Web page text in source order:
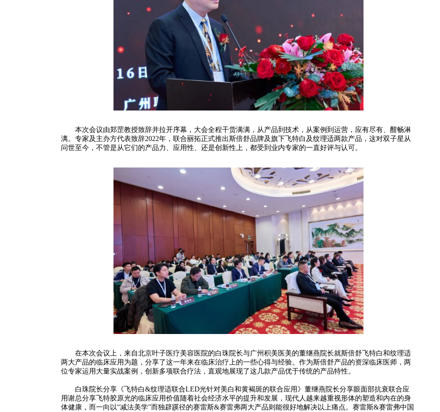
本次会议由郑罡教授致辞并拉开序幕，大会全程干货满满，从产品到技术，从案例到运营，应有尽有、酣畅淋
漓。专家及主办方代表致辞2022年，联合丽拓正式推出斯倍舒品牌及旗下飞特白及纹理适两款产品，这对双子星从
问世至今，不管是从它们的产品力、应用性、还是创新性上，都受到业内专家的一直好评与认可。
在本次会议上，来自北京叶子医疗美容医院的白珠院长与广州积美医美的董继燕院长就斯倍舒飞特白和纹理适
两大产品的临床应用为题，分享了这一年来在临床治疗上的一些心得与经验。作为斯倍舒产品的资深临床医师，两
位专家运用大量实战案例，创新多项联合疗法，直观地展现了这几款产品优于传统的产品特性。
白珠院长分享《飞特白&纹理适联合LED光针对美白和黄褐斑的联合应用》董继燕院长分享眼面部抗衰联合应
用谢总分享飞特胶原光的临床应用价值随着社会经济水平的提升和发展，现代人越来越重视形体的塑造和内在的身
体健康，而一向以“减法美学”而独辟蹊径的赛雷斯&赛雷弗两大产品则能很好地解决以上痛点。赛雷斯&赛雷弗中国